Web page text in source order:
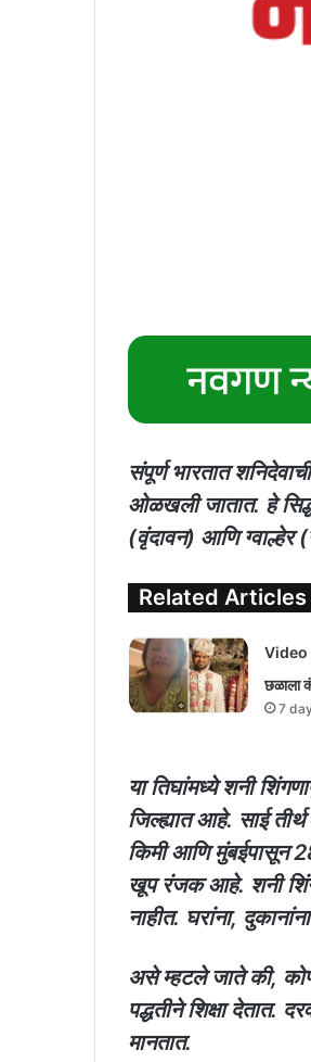
संपूर्ण भारतात
ओळखली जातात. हे
(वृंदावन) आणि ग्वाल्हेर
Related Articles
Video
छळाला
7
या तिघांमध्ये शनी
जिल्ह्यात आहे. साई
किमी आणि मुंबईपासून
खूप रंजक आहे. शनी
नाहीत. घरांना,
असे म्हटले जाते की,
पद्धतीने शिक्षा देतात.
मानतात.